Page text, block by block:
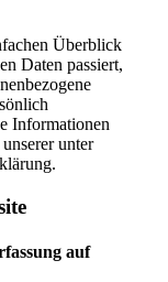
Überblick
Daten passiert,
Informationen
unter
auf